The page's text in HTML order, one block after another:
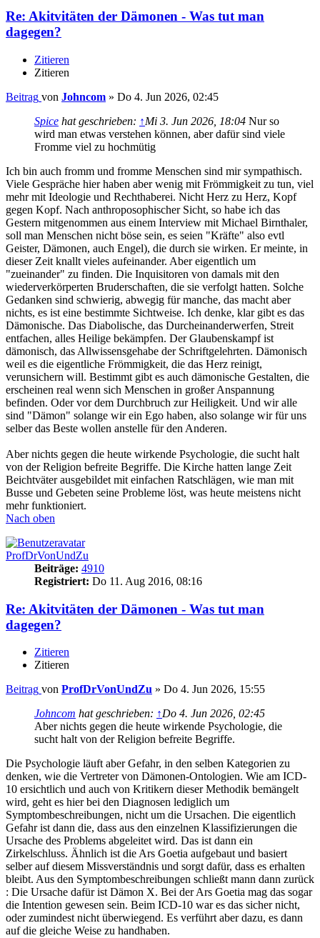
Re: Akitvitäten der Dämonen - Was tut man
dagegen?
Zitieren
Zitieren
Beitrag von Johncom » Do 4. Jun 2026, 02:45
Spice hat geschrieben: ↑Mi 3. Jun 2026, 18:04 Nur so
wird man etwas verstehen können, aber dafür sind viele
Fromme viel zu hochmütig
Ich bin auch fromm und fromme Menschen sind mir sympathisch.
Viele Gespräche hier haben aber wenig mit Frömmigkeit zu tun, viel
mehr mit Ideologie und Rechthaberei. Nicht Herz zu Herz, Kopf
gegen Kopf. Nach anthroposophischer Sicht, so habe ich das
Gestern mitgenommen aus einem Interview mit Michael Birnthaler,
soll man Menschen nicht böse sein, es seien "Kräfte" also evtl
Geister, Dämonen, auch Engel), die durch sie wirken. Er meinte, in
dieser Zeit knallt vieles aufeinander. Aber eigentlich um
"zueinander" zu finden. Die Inquisitoren von damals mit den
wiederverkörperten Bruderschaften, die sie verfolgt hatten. Solche
Gedanken sind schwierig, abwegig für manche, das macht aber
nichts, es ist eine bestimmte Sichtweise. Ich denke, klar gibt es das
Dämonische. Das Diabolische, das Durcheinanderwerfen, Streit
entfachen, alles Heilige bekämpfen. Der Glaubenskampf ist
dämonisch, das Allwissensgehabe der Schriftgelehrten. Dämonisch
weil es die eigentliche Frömmigkeit, die das Herz reinigt,
verunsichern will. Bestimmt gibt es auch dämonische Gestalten, die
erscheinen real wenn sich Menschen in großer Anspannung
befinden. Oder vor dem Durchbruch zur Heiligkeit. Und wir alle
sind "Dämon" solange wir ein Ego haben, also solange wir für uns
selber das Beste wollen anstelle für den Anderen.
Aber nichts gegen die heute wirkende Psychologie, die sucht halt
von der Religion befreite Begriffe. Die Kirche hatten lange Zeit
Beichtväter ausgebildet mit einfachen Ratschlägen, wie man mit
Busse und Gebeten seine Probleme löst, was heute meistens nicht
mehr funktioniert.
Nach oben
ProfDrVonUndZu
Beiträge: 4910
Registriert: Do 11. Aug 2016, 08:16
Re: Akitvitäten der Dämonen - Was tut man
dagegen?
Zitieren
Zitieren
Beitrag von ProfDrVonUndZu » Do 4. Jun 2026, 15:55
Johncom hat geschrieben: ↑Do 4. Jun 2026, 02:45
Aber nichts gegen die heute wirkende Psychologie, die
sucht halt von der Religion befreite Begriffe.
Die Psychologie läuft aber Gefahr, in den selben Kategorien zu
denken, wie die Vertreter von Dämonen-Ontologien. Wie am ICD-
10 ersichtlich und auch von Kritikern dieser Methodik bemängelt
wird, geht es hier bei den Diagnosen lediglich um
Symptombeschreibungen, nicht um die Ursachen. Die eigentlich
Gefahr ist dann die, dass aus den einzelnen Klassifizierungen die
Ursache des Problems abgeleitet wird. Das ist dann ein
Zirkelschluss. Ähnlich ist die Ars Goetia aufgebaut und basiert
selber auf diesem Missverständnis und sorgt dafür, dass es erhalten
bleibt. Aus den Symptombeschreibungen schließt mann dann zurück
: Die Ursache dafür ist Dämon X. Bei der Ars Goetia mag das sogar
die Intention gewesen sein. Beim ICD-10 war es das sicher nicht,
oder zumindest nicht überwiegend. Es verführt aber dazu, es dann
auf die gleiche Weise zu handhaben.